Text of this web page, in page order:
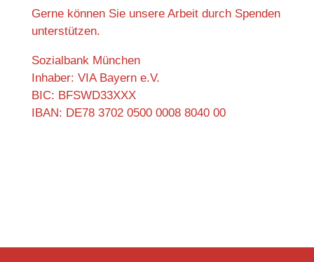
Gerne können Sie unsere Arbeit durch Spenden
unterstützen.
Sozialbank München
Inhaber: VIA Bayern e.V.
BIC: BFSWD33XXX
IBAN: DE78 3702 0500 0008 8040 00